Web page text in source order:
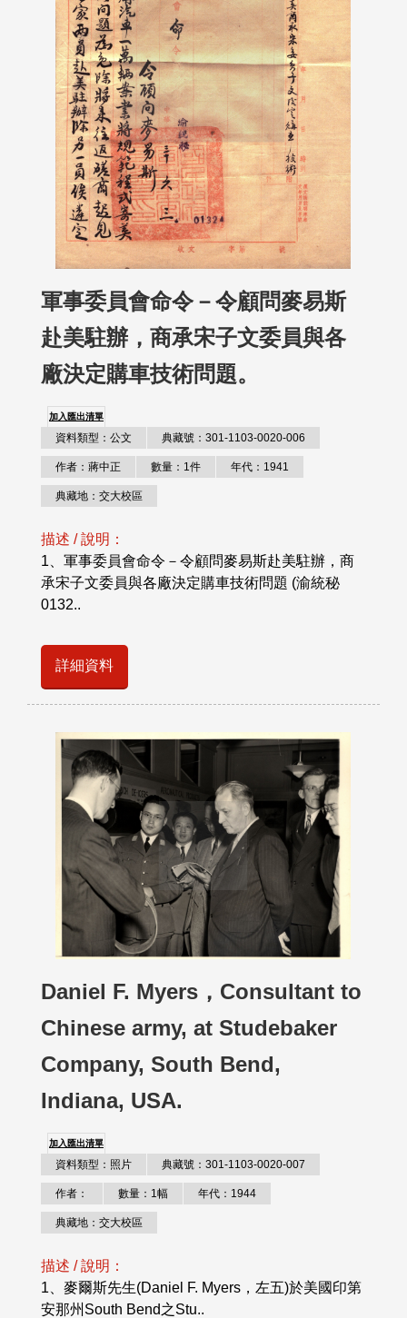
軍事委員會命令－令顧問麥易斯
赴美駐辦，商承宋子文委員與各
廠決定購車技術問題。
加入匯出清單
資料類型：公文 典藏號：301-1103-0020-006
作者：蔣中正 數量：1件 年代：1941
典藏地：交大校區
描述 / 說明：
1、軍事委員會命令－令顧問麥易斯赴美駐辦，商
承宋子文委員與各廠決定購車技術問題 (渝統秘
0132..
詳細資料
Daniel F. Myers，Consultant to
Chinese army, at Studebaker
Company, South Bend,
Indiana, USA.
加入匯出清單
資料類型：照片 典藏號：301-1103-0020-007
作者： 數量：1幅 年代：1944
典藏地：交大校區
描述 / 說明：
1、麥爾斯先生(Daniel F. Myers，左五)於美國印第
安那州South Bend之Stu..